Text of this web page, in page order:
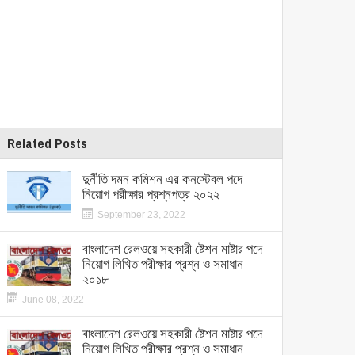
Related Posts
দুর্নীতি দমন কমিশন এর কনস্টেবল পদে
নিয়োগ পরীক্ষার প্রশ্নপত্র ২০২২
September 23, 2022
বাংলাদেশ রেলওয়ে সহকারী ষ্টেশন মাষ্টার পদে
নিয়োগ লিখিত পরীক্ষার প্রশ্ন ও সমাধান
২০১৮
June 08, 2022
বাংলাদেশ রেলওয়ে সহকারী ষ্টেশন মাষ্টার পদে
নিয়োগ লিখিত পরীক্ষার প্রশ্ন ও সমাধান